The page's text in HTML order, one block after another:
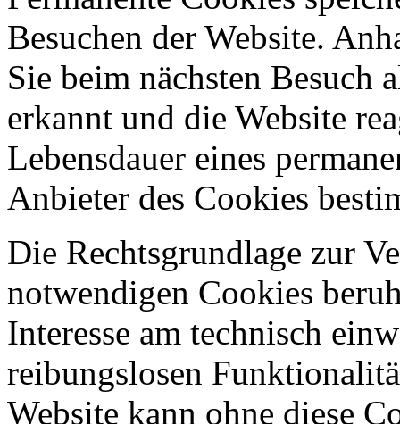
Besuchen der Website.
Sie beim nächsten Besuch
erkannt und die Website
Lebensdauer eines
Anbieter des Cookies
Die Rechtsgrundlage zur
notwendigen Cookies
Interesse am technisch
reibungslosen
Website kann ohne diese